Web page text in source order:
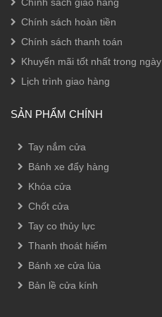
Chính sách hoàn tiền
Chính sách thanh toán
Khuyến mãi tốt nhất trong ngày
Lịch trình giao hàng
SẢN PHẨM CHÍNH
Tay nắm cửa
Bánh xe đẩy hàng
Khóa cửa
Chốt cửa
Tay co thủy lực
Thanh thoát hiểm
Bánh xe cửa lùa
Bản lề cửa kính